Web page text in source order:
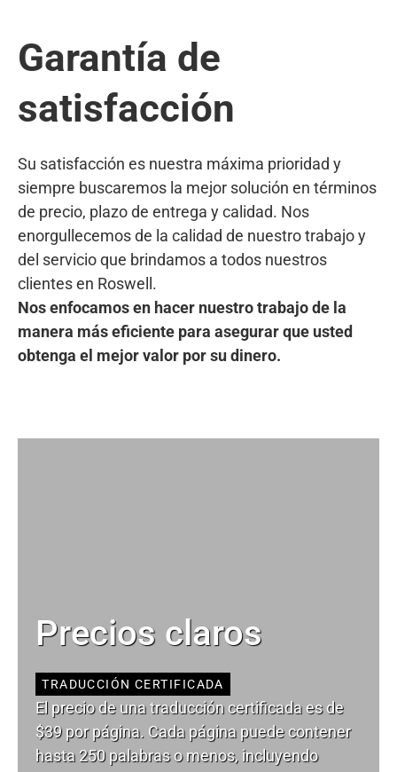
Garantía de
satisfacción
Su satisfacción es nuestra máxima prioridad y
siempre buscaremos la mejor solución en términos
de precio, plazo de entrega y calidad. Nos
enorgullecemos de la calidad de nuestro trabajo y
del servicio que brindamos a todos nuestros
clientes en Roswell.
Nos enfocamos en hacer nuestro trabajo de la
manera más eficiente para asegurar que usted
obtenga el mejor valor por su dinero.
Precios claros
TRADUCCIÓN CERTIFICADA
El precio de una traducción certificada es de
$39 por página. Cada página puede contener
hasta 250 palabras o menos, incluyendo